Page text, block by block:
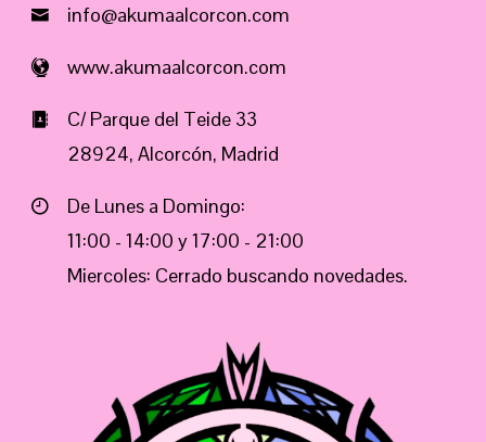
info@akumaalcorcon.com
www.akumaalcorcon.com
C/ Parque del Teide 33
28924, Alcorcón, Madrid
De Lunes a Domingo:
11:00 - 14:00 y 17:00 - 21:00
Miercoles: Cerrado buscando novedades.